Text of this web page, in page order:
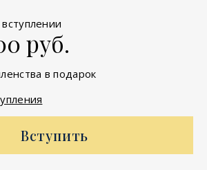
руб.
в подарок
Вступить